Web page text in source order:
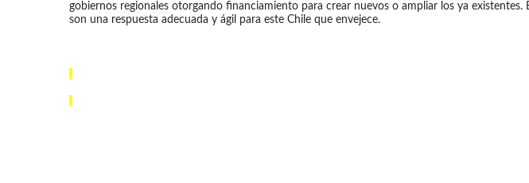
gobiernos regionales otorgando financiamiento para crear nuevos o ampliar los ya existentes.
son una respuesta adecuada y ágil para este Chile que envejece.